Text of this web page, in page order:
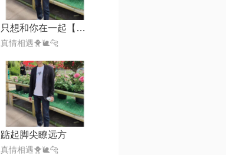
只想和你在一起【对唱版】
真情相遇🐥🐌🐆
踮起脚尖瞭远方
真情相遇🐥🐌🐆